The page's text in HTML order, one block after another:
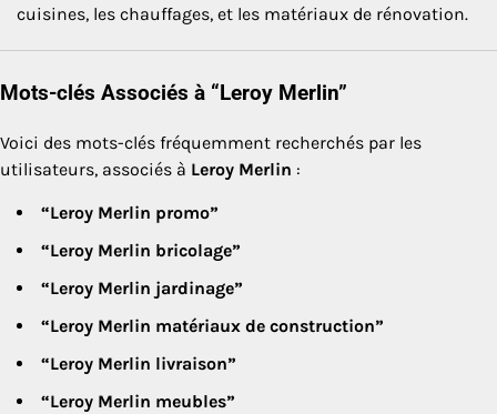
cuisines, les chauffages, et les matériaux de rénovation.
Mots-clés Associés à “Leroy Merlin”
Voici des mots-clés fréquemment recherchés par les
utilisateurs, associés à Leroy Merlin :
“Leroy Merlin promo”
“Leroy Merlin bricolage”
“Leroy Merlin jardinage”
“Leroy Merlin matériaux de construction”
“Leroy Merlin livraison”
“Leroy Merlin meubles”